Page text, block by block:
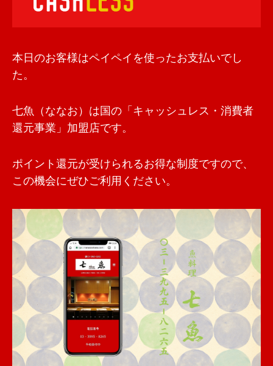
本日のお客様はペイペイを使ったお支払いでし
た。
七魚（ななお）は国の「キャッシュレス・消費者
還元事業」加盟店です。
ポイント還元が受けられるお得な制度ですので、
この機会にぜひご利用ください。